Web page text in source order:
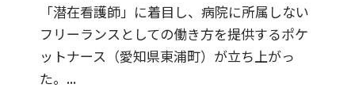
「潜在看護師」に着目し、病院に所属しない
フリーランスとしての働き方を提供するポケ
ットナース（愛知県東浦町）が立ち上がっ
た。...